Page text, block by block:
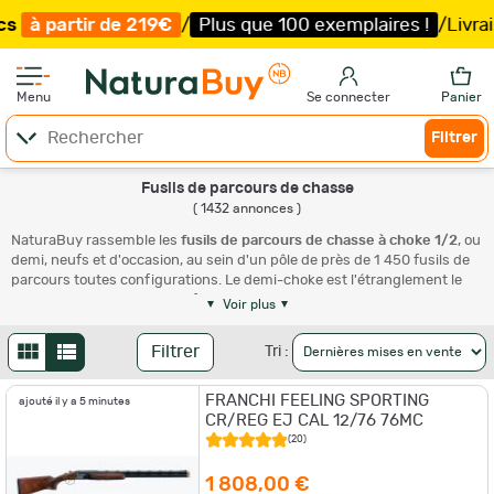
/ Plus que 100 exemplaires ! /Livraison offerte et
Menu Se connecter Panier
Filtrer
Fusils de parcours de chasse
( 1432 annonces )
NaturaBuy rassemble les fusils de parcours de chasse à choke 1/2, ou
demi, neufs et d'occasion, au sein d'un pôle de près de 1 450 fusils de
parcours toutes configurations. Le demi-choke est l'étranglement le
plus polyvalent du tir sportif : assez ouvert pour le compak et le stand
y retrouvez les références du superposé sportif (
Perazzi, Caesar Guerini, Blaser, Fabarm ou Zoli), en canon fixe comme
en chokes interchangeables. Particuliers et armuriers professionnels
publient chaque jour de nouvelles annonces, en enchères comme en
achat immédiat. Comparez les canons, les bascules et les prix, puis
fusils de ball-trapet nosfusils de fosse
Le choke 1/2 sur un fusil de parcours de
Voir plus
Filtrer Tri :
ajouté il y a 5 minutes
FRANCHI FEELING SPORTING
CR/REG EJ CAL 12/76 76MC
(20)
1 808,00 €